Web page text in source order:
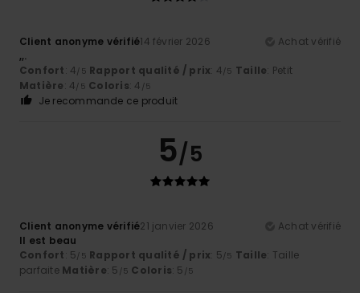
Client anonyme vérifié14 février 2026
Achat vérifié
,,.
Confort: 4 /5 Rapport qualité / prix: 4 /5 Taille: Petit
Matière: 4 /5 Coloris: 4 /5
Je recommande ce produit
5/5
Client anonyme vérifié21 janvier 2026
Achat vérifié
Il est beau
Confort: 5 /5 Rapport qualité / prix: 5 /5 Taille: Taille
parfaite Matière: 5 /5 Coloris: 5 /5